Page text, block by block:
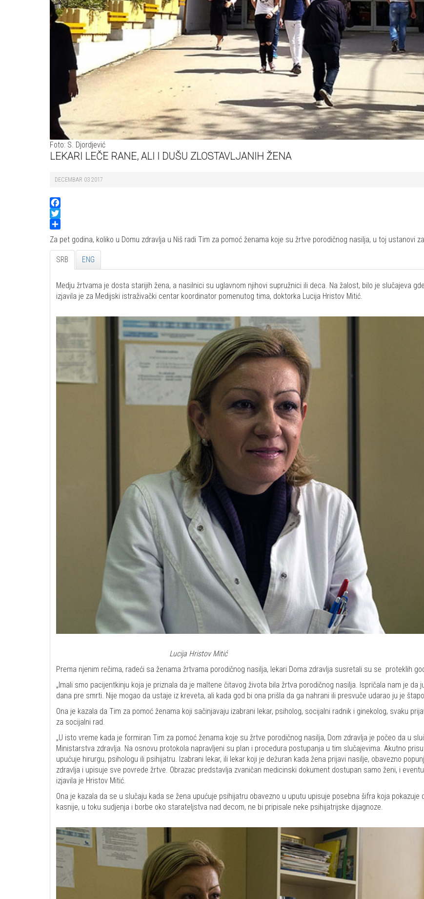
Foto: S. Djordjević
LEKARI LEČE RANE, ALI I DUŠU ZLOSTAVLJANIH ŽENA
DECEMBAR 03 2017
Facebook
Twitter
Share
Za pet godina, koliko u Domu zdravlja u Niš radi Tim za pomoć ženama koje su žrtve porodičnog nasilja, u toj ustanovi
SRB ENG
Medju žrtvama je dosta starijih žena, a nasilnici su uglavnom njihovi supružnici ili deca. Na žalost, bilo je slučajeva
izjavila je za Medijski istraživački centar koordinator pomenutog tima, doktorka Lucija Hristov Mitić.
Lucija Hristov Mitić
Prema njenim rečima, radeći sa ženama žrtvama porodičnog nasilja, lekari Doma zdravlja susretali su se proteklih
„Imali smo pacijentkinju koja je priznala da je maltene čitavog života bila žrtva porodičnog nasilja. Ispričala nam je da
dana pre smrti. Nije mogao da ustaje iz kreveta, ali kada god bi ona prišla da ga nahrani ili presvuče udarao ju je
Ona je kazala da Tim za pomoć ženama koji sačinjavaju izabrani lekar, psiholog, socijalni radnik i ginekolog, svaku
za socijalni rad.
„U isto vreme kada je formiran Tim za pomoć ženama koje su žrtve porodičnog nasilja, Dom zdravlja je počeo da u
Ministarstva zdravlja. Na osnovu protokola napravljeni su plan i procedura postupanja u tim slučajevima. Akutno
upućuje hirurgu, psihologu ili psihijatru. Izabrani lekar, ili lekar koji je dežuran kada žena prijavi nasilje, obavezno
zdravlja i upisuje sve povrede žrtve. Obrazac predstavlja zvaničan medicinski dokument dostupan samo ženi, i
izjavila je Hristov Mitić.
Ona je kazala da se u slučaju kada se žena upućuje psihijatru obavezno u uputu upisuje posebna šifra koja
kasnije, u toku sudjenja i borbe oko starateljstva nad decom, ne bi pripisale neke psihijatrijske dijagnoze.